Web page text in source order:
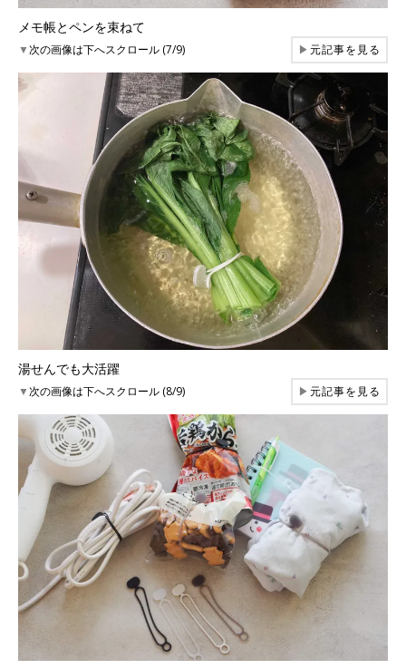
メモ帳とペンを束ねて
▼次の画像は下へスクロール (7/9) ▶元記事を見る
湯せんでも大活躍
▼次の画像は下へスクロール (8/9) ▶元記事を見る